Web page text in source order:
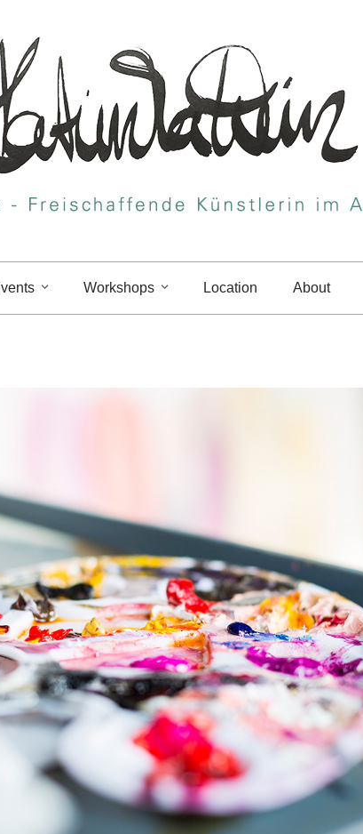
Workshops Location About